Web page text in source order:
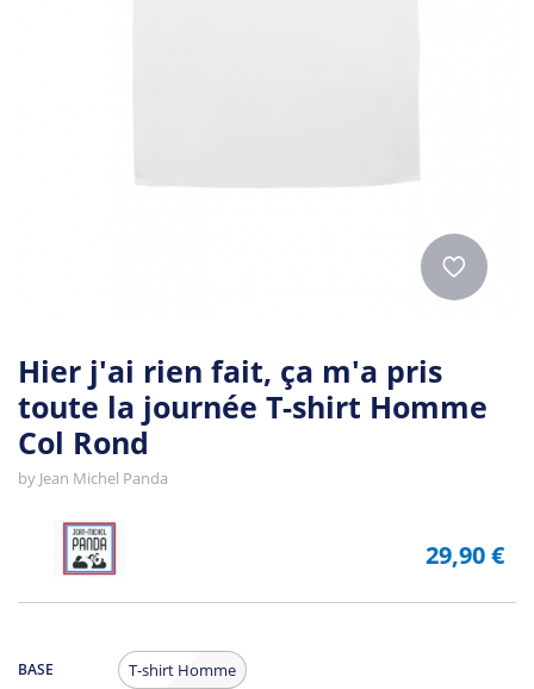
Hier j'ai rien fait, ça m'a pris
toute la journée T-shirt Homme
Col Rond
by Jean Michel Panda
29,90 €
BASE T-shirt Homme